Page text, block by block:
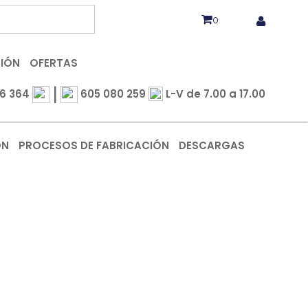
0
OFERTAS
364 | 605 080 259 L-V de 7.00 a 17.00
PROCESOS DE FABRICACIÓN DESCARGAS